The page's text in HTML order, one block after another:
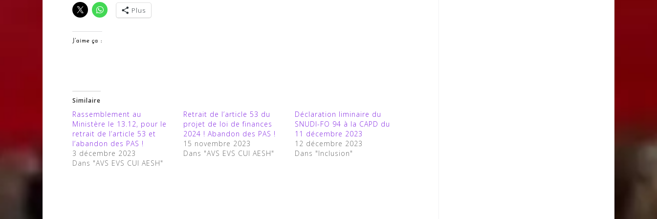
Plus
J’aime ça :
Similaire
Rassemblement au
Ministère le 13.12, pour le
retrait de l’article 53 et
l’abandon des PAS !
3 décembre 2023
Dans "AVS EVS CUI AESH"
Retrait de l’article 53 du
projet de loi de finances
2024 ! Abandon des PAS !
15 novembre 2023
Dans "AVS EVS CUI AESH"
Déclaration liminaire du
SNUDI-FO 94 à la CAPD du
11 décembre 2023
12 décembre 2023
Dans "Inclusion"